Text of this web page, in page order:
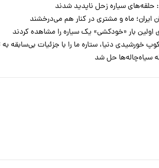
حلقه‌های سیاره زحل ناپدید شدند
ایران؛ ماه و مشتری در کنار هم می‌درخشند
اولین بار «خودکشی» یک سیاره را مشاهده کردند
خورشیدی دنیا، ستاره ما را با جزئیات بی‌سابقه